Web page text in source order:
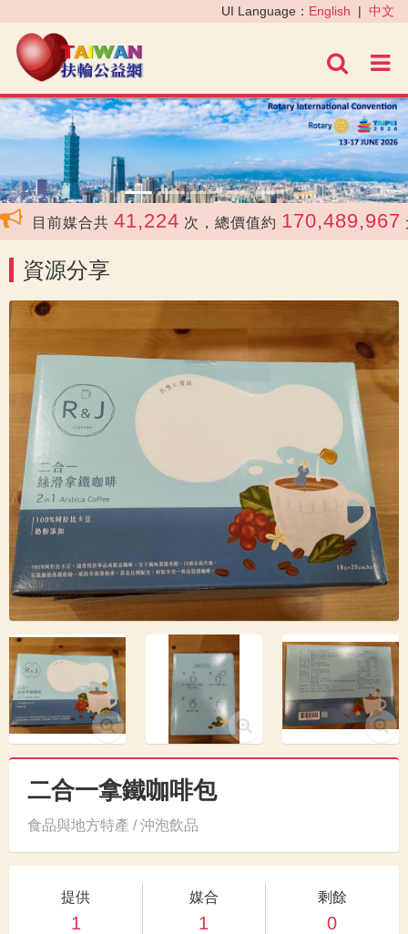
進階
UI Language： English | 中文
‹ ›
目前媒合共 41,224 次，總價值約 170,489,967 元
資源分享
二合一拿鐵咖啡包
食品與地方特產 / 沖泡飲品
提供
1
媒合
1
剩餘
0